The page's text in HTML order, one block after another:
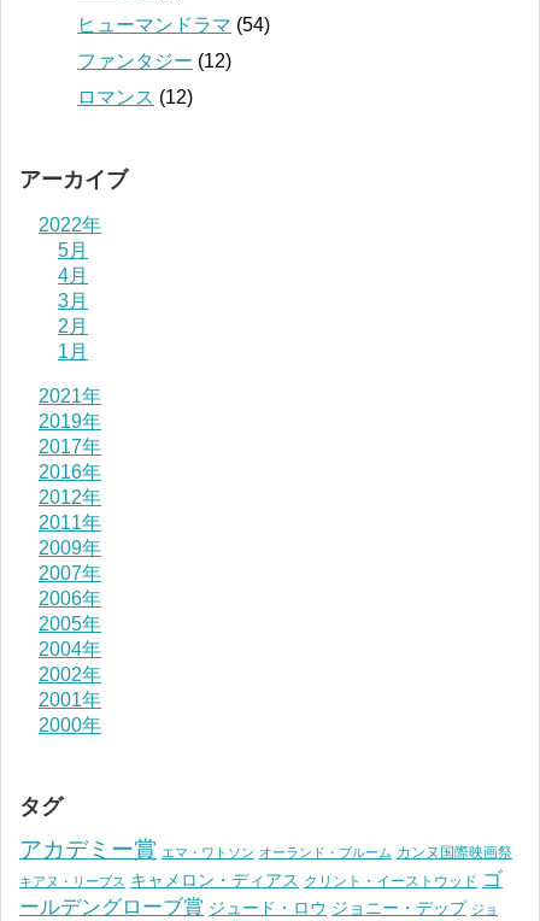
ヒューマンドラマ (54)
ファンタジー (12)
ロマンス (12)
アーカイブ
2022年
5月
4月
3月
2月
1月
2021年
2019年
2017年
2016年
2012年
2011年
2009年
2007年
2006年
2005年
2004年
2002年
2001年
2000年
タグ
アカデミー賞 エマ・ワトソン オーランド・ブルーム カンヌ国際映画祭
キアヌ・リーブス キャメロン・ディアス クリント・イーストウッド ゴ
ールデングローブ賞 ジュード・ロウ ジョニー・デップ ジョ